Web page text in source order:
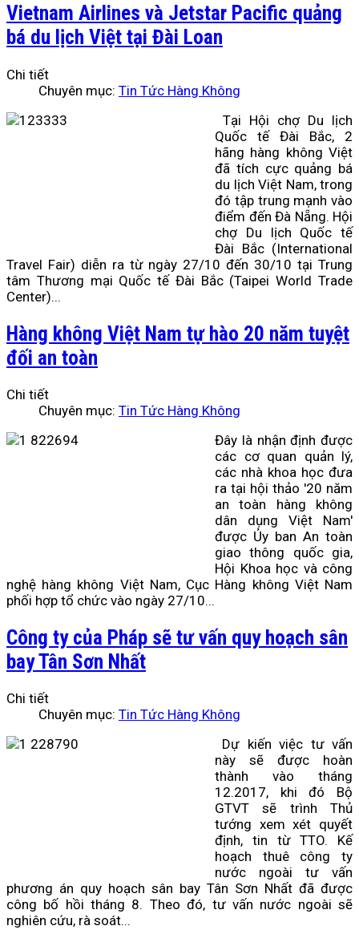
Vietnam Airlines và Jetstar Pacific quảng
bá du lịch Việt tại Đài Loan
Chi tiết
Chuyên mục: Tin Tức Hàng Không
Tại Hội chợ Du lịch
Quốc tế Đài Bắc, 2
hãng hàng không Việt
đã tích cực quảng bá
du lịch Việt Nam, trong
đó tập trung mạnh vào
điểm đến Đà Nẵng. Hội
chợ Du lịch Quốc tế
Đài Bắc (International
Travel Fair) diễn ra từ ngày 27/10 đến 30/10 tại Trung
tâm Thương mại Quốc tế Đài Bắc (Taipei World Trade
Center)...
Hàng không Việt Nam tự hào 20 năm tuyệt
đối an toàn
Chi tiết
Chuyên mục: Tin Tức Hàng Không
Đây là nhận định được
các cơ quan quản lý,
các nhà khoa học đưa
ra tại hội thảo '20 năm
an toàn hàng không
dân dụng Việt Nam'
được Ủy ban An toàn
giao thông quốc gia,
Hội Khoa học và công
nghệ hàng không Việt Nam, Cục Hàng không Việt Nam
phối hợp tổ chức vào ngày 27/10...
Công ty của Pháp sẽ tư vấn quy hoạch sân
bay Tân Sơn Nhất
Chi tiết
Chuyên mục: Tin Tức Hàng Không
Dự kiến việc tư vấn
này sẽ được hoàn
thành vào tháng
12.2017, khi đó Bộ
GTVT sẽ trình Thủ
tướng xem xét quyết
định, tin từ TTO. Kế
hoạch thuê công ty
nước ngoài tư vấn
phương án quy hoạch sân bay Tân Sơn Nhất đã được
công bố hồi tháng 8. Theo đó, tư vấn nước ngoài sẽ
nghiên cứu, rà soát...